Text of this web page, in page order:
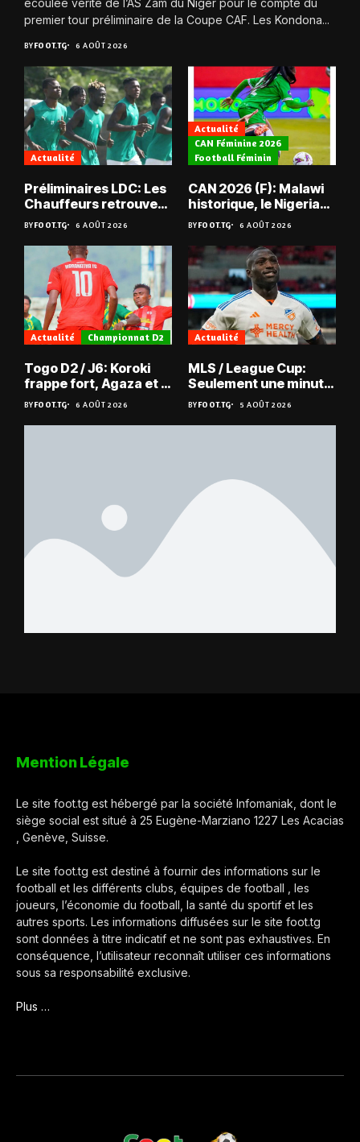
écoulée vérite de l’AS Zam du Niger pour le compte du
premier tour préliminaire de la Coupe CAF. Les Kondona...
BYFOOT.TG 6 AOÛT 2026
Actualité
Préliminaires LDC: Les
Chauffeurs retrouvent
les Mimos
BYFOOT.TG 6 AOÛT 2026
Actualité
CAN Féminine 2026
Football Féminin
CAN 2026 (F): Malawi
historique, le Nigeria
sauvé, la Zambie
éliminée
BYFOOT.TG 6 AOÛT 2026
Actualité Championnat D2
Togo D2 / J6: Koroki
frappe fort, Agaza et la
JCA assurent,
suspense avant Sara
FC – Doumbé FC
BYFOOT.TG 6 AOÛT 2026
Actualité
MLS / League Cup:
Seulement une minute
de jeu pour Kévin
Denkey
BYFOOT.TG 5 AOÛT 2026
Mention Légale
Le site foot.tg est hébergé par la société Infomaniak, dont le
siège social est situé à 25 Eugène-Marziano 1227 Les Acacias
, Genève, Suisse.
Le site foot.tg est destiné à fournir des informations sur le
football et les différents clubs, équipes de football , les
joueurs, l’économie du football, la santé du sportif et les
autres sports. Les informations diffusées sur le site foot.tg
sont données à titre indicatif et ne sont pas exhaustives. En
conséquence, l’utilisateur reconnaît utiliser ces informations
sous sa responsabilité exclusive.
Plus …